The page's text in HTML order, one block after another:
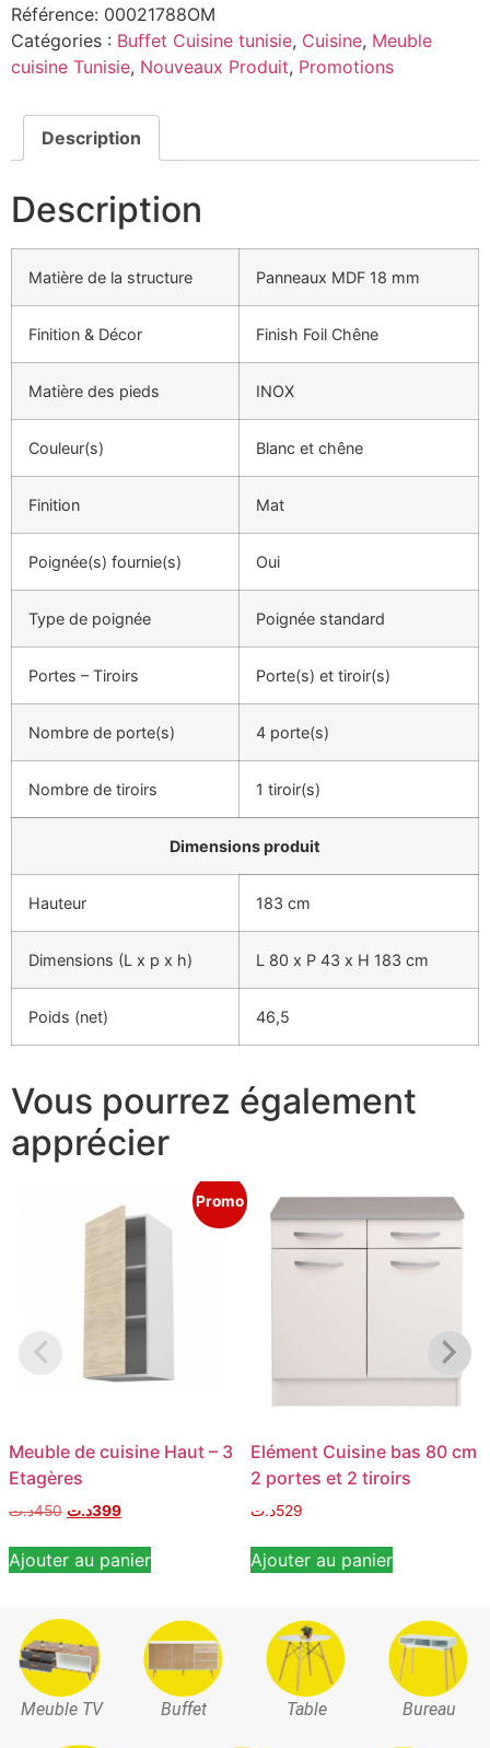
Référence: 00021788OM
Catégories : Buffet Cuisine tunisie, Cuisine, Meuble
cuisine Tunisie, Nouveaux Produit, Promotions
Description
Description
Matière de la structure Panneaux MDF 18 mm
Finition & Décor Finish Foil Chêne
Matière des pieds INOX
Couleur(s) Blanc et chêne
Finition Mat
Poignée(s) fournie(s) Oui
Type de poignée Poignée standard
Portes – Tiroirs Porte(s) et tiroir(s)
Nombre de porte(s) 4 porte(s)
Nombre de tiroirs 1 tiroir(s)
Dimensions produit
Hauteur 183 cm
Dimensions (L x p x h) L 80 x P 43 x H 183 cm
Poids (net) 46,5
Vous pourrez également
apprécier
Promo
Meuble de cuisine Haut – 3
Etagères
450د.ت 399د.ت
Ajouter au panier
Elément Cuisine bas 80 cm
2 portes et 2 tiroirs
529د.ت
Ajouter au panier
Meuble TV Buffet Table Bureau